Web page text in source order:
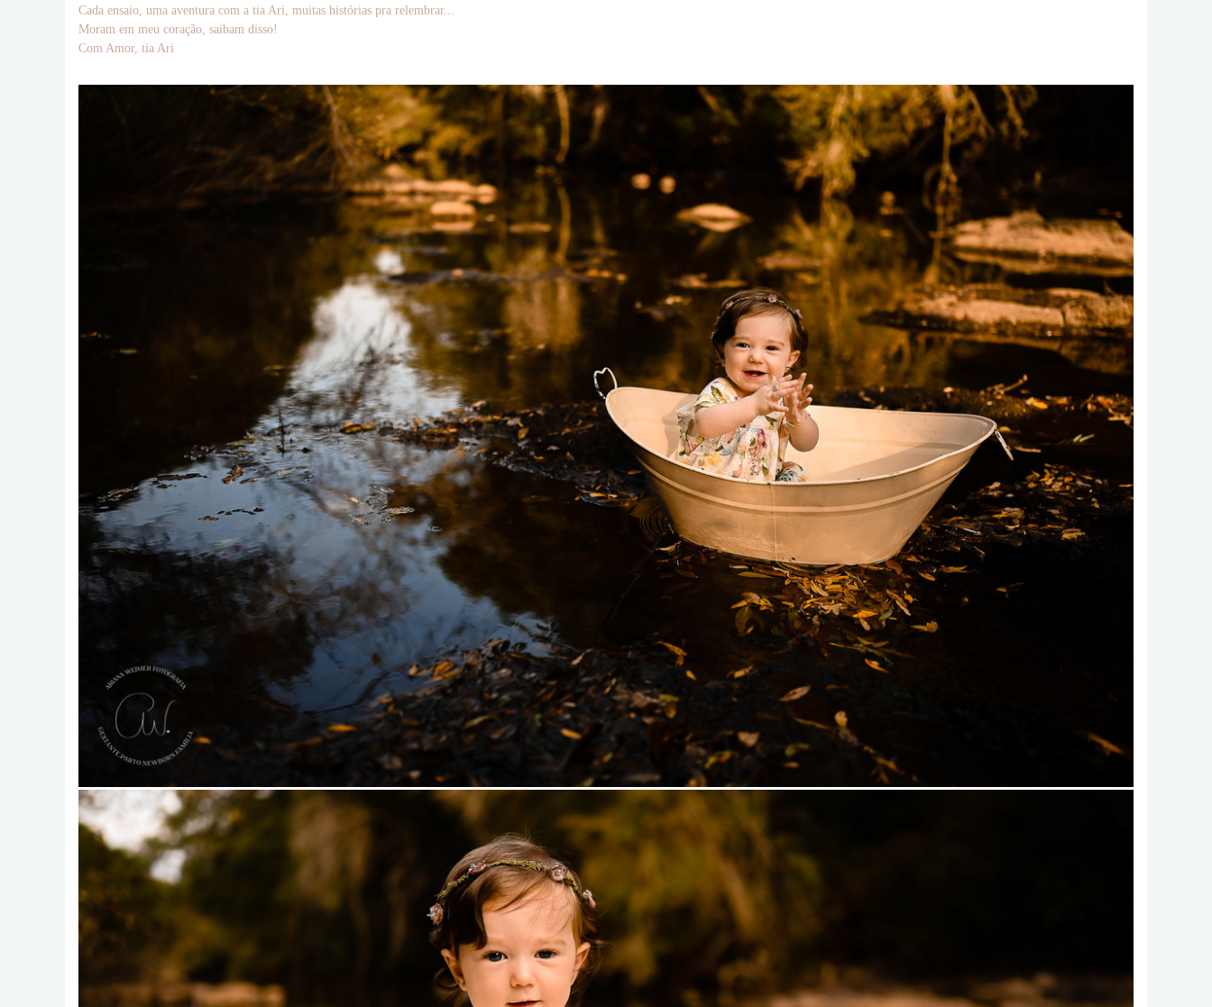
Cada ensaio, uma aventura com a tia Ari, muitas histórias pra relembrar...
Moram em meu coração, saibam disso!
Com Amor, tia Ari